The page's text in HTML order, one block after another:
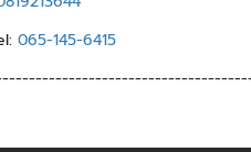
065-145-6415